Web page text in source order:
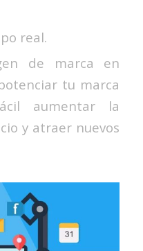
real.
de marca en
tu marca
aumentar la
y atraer nuevos